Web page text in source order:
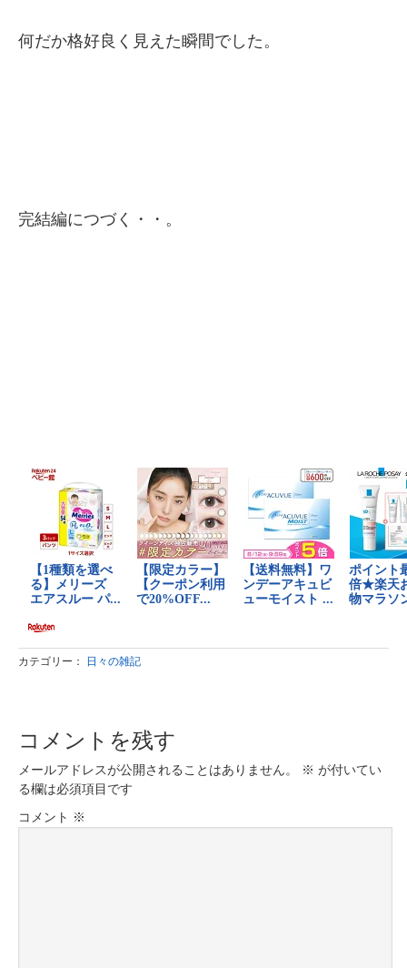
何だか格好良く見えた瞬間でした。
完結編につづく・・。
カテゴリー： 日々の雑記
コメントを残す
メールアドレスが公開されることはありません。 ※ が付いてい
る欄は必須項目です
コメント ※